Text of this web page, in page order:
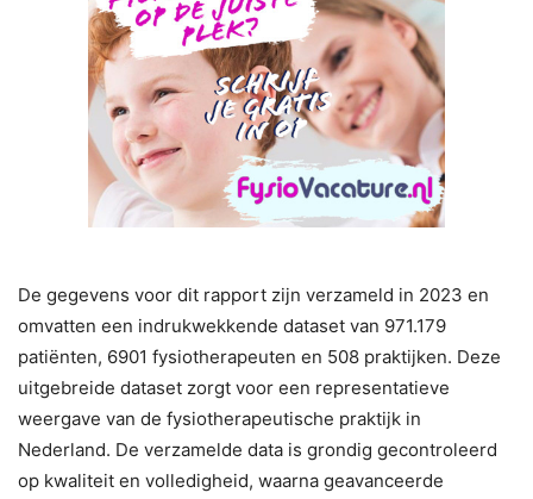
De gegevens voor dit rapport zijn verzameld in 2023 en
omvatten een indrukwekkende dataset van 971.179
patiënten, 6901 fysiotherapeuten en 508 praktijken. Deze
uitgebreide dataset zorgt voor een representatieve
weergave van de fysiotherapeutische praktijk in
Nederland. De verzamelde data is grondig gecontroleerd
op kwaliteit en volledigheid, waarna geavanceerde